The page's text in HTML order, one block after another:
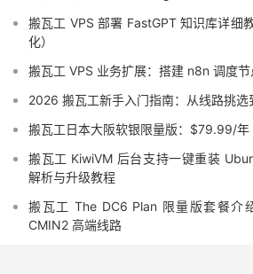
搬瓦工 VPS 部署 FastGPT 知识库详细
化）
搬瓦工 VPS 业务扩展：搭建 n8n 调度
2026 搬瓦工新手入门指南：从线路挑
搬瓦工日本大阪软银限量版：$79.99/年
搬瓦工 KiwiVM 后台支持一键重装
解析与升级教程
搬瓦工 The DC6 Plan 限量版套餐介
CMIN2 高端线路